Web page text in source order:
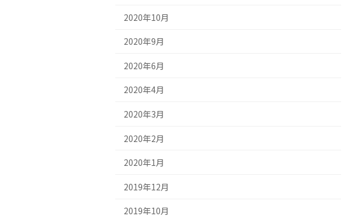
2020年10月
2020年9月
2020年6月
2020年4月
2020年3月
2020年2月
2020年1月
2019年12月
2019年10月